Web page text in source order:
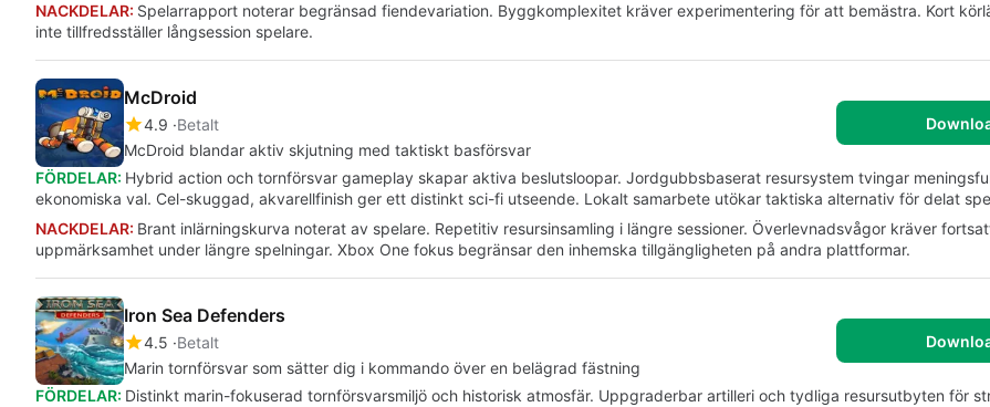
NACKDELAR: Spelarrapport noterar begränsad fiendevariation. Byggkomplexitet kräver experimentering för att bemästra. Kort
inte tillfredsställer långsession spelare.
McDroid
4.9 Betalt
McDroid blandar aktiv skjutning med taktiskt basförsvar
FÖRDELAR: Hybrid action och tornförsvar gameplay skapar aktiva beslutsloopar. Jordgubbsbaserat resursystem tvingar
ekonomiska val. Cel-skuggad, akvarellfinish ger ett distinkt sci-fi utseende. Lokalt samarbete utökar taktiska alternativ för delat
NACKDELAR: Brant inlärningskurva noterat av spelare. Repetitiv resursinsamling i längre sessioner. Överlevnadsvågor kräver
uppmärksamhet under längre spelningar. Xbox One fokus begränsar den inhemska tillgängligheten på andra plattformar.
Iron Sea Defenders
4.5 Betalt
Marin tornförsvar som sätter dig i kommando över en belägrad fästning
FÖRDELAR: Distinkt marin-fokuserad tornförsvarsmiljö och historisk atmosfär. Uppgraderbar artilleri och tydliga resursutbyten för